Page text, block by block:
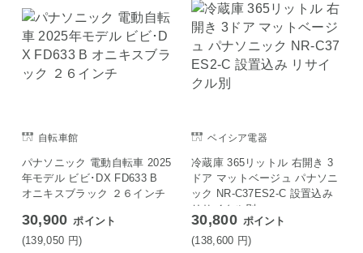
自転車館
パナソニック 電動自転車 2025
年モデル ビビ･DX FD633 B
オニキスブラック ２６インチ
30,900 ポイント
(139,050 円)
ベイシア電器
冷蔵庫 365リットル 右開き 3
ドア マットベージュ パナソニ
ック NR-C37ES2-C 設置込み
リサイクル別
30,800 ポイント
(138,600 円)